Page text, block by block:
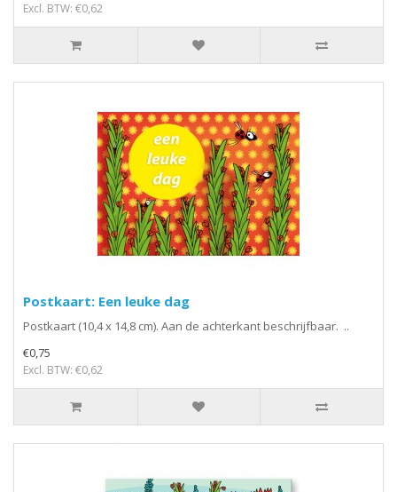
Excl. BTW: €0,62
Postkaart: Een leuke dag
Postkaart (10,4 x 14,8 cm). Aan de achterkant beschrijfbaar. ..
€0,75
Excl. BTW: €0,62